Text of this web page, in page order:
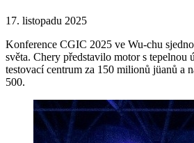
17. listopadu 2025
Konference CGIC 2025 ve Wu-chu
světa. Chery představilo motor s tepelnou
testovací centrum za 150 milionů jüanů a
500.